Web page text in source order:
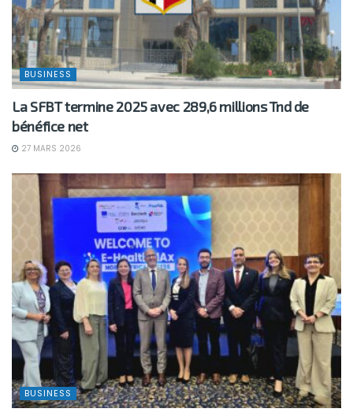
BUSINESS
La SFBT termine 2025 avec 289,6 millions Tnd de
bénéfice net
27 MARS 2026
BUSINESS